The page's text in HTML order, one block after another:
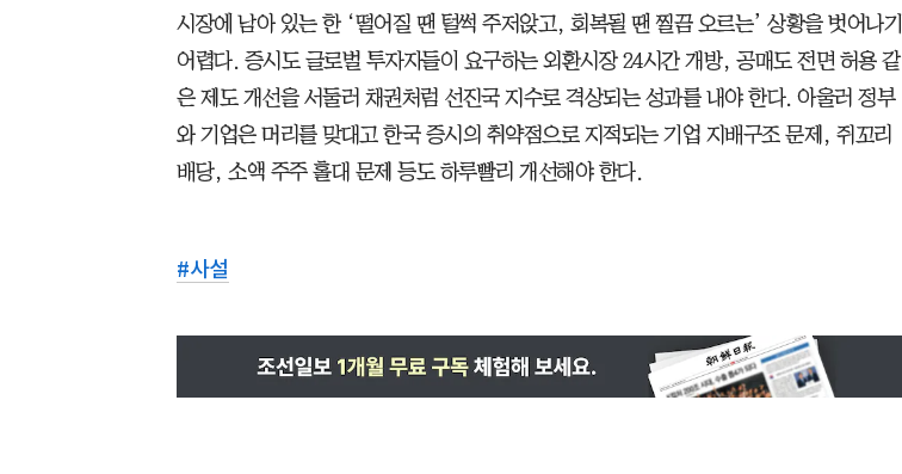
시장에 남아 있는 한 ‘떨어질 땐 털썩 주저앉고, 회복될 땐 찔끔 오르는’ 상황을 벗어나기
어렵다. 증시도 글로벌 투자자들이 요구하는 외환시장 24시간 개방, 공매도 전면 허용 같
은 제도 개선을 서둘러 채권처럼 선진국 지수로 격상되는 성과를 내야 한다. 아울러 정부
와 기업은 머리를 맞대고 한국 증시의 취약점으로 지적되는 기업 지배구조 문제, 쥐꼬리
배당, 소액 주주 홀대 문제 등도 하루빨리 개선해야 한다.
#사설